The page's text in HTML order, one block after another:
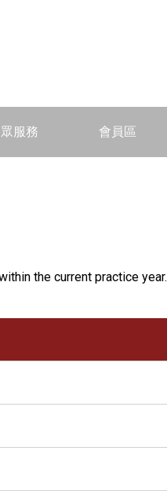
服務 會員區
the current practice year.